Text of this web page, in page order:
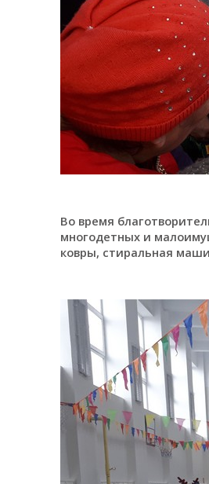
Во время
многодетных и
ковры, стиральная